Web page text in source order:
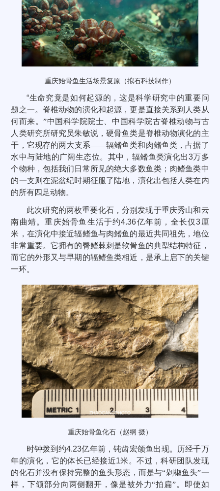
重庆始骨鱼生活场景复原（拟石科技制作）
“生命究竟是如何起源的，这是科学研究中的重要问
题之一。脊椎动物的演化和起源，更是直接关系到人类从
何而来。”中国科学院院士、中国科学院古脊椎动物与古
人类研究所研究员朱敏说，硬骨鱼类是脊椎动物演化的主
干，它现存的两大支系——辐鳍鱼类和肉鳍鱼类，占据了
水中与陆地的广阔生态位。其中，辐鳍鱼类演化出3万多
个物种，包括我们日常所见的绝大多数鱼类；肉鳍鱼类中
的一支则在泥盆纪时期征服了陆地，演化出包括人类在内
的所有四足动物。
此次研究的两枚重要化石，分别发现于重庆秀山和云
南曲靖。重庆始骨鱼生活于约4.36亿年前，全长仅3厘
米，在演化中接近辐鳍鱼与肉鳍鱼的最近共同祖先，地位
非常重要。它拥有的臀鳍棘刺是软骨鱼的典型结构特征，
而它的外形又与早期的辐鳍鱼类相近，是承上启下的关键
一环。
重庆始骨鱼化石（赵纲 摄）
时钟拨到约4.23亿年前，钝齿宏颌鱼出现。历经千万
年的演化，它的体长已经接近1米。不过，科研团队发现
的化石并没有保持完整的鱼头形态，而是与“剁椒鱼头”一
样，下颌部分向两侧翻开，像是被外力“拍扁”。即使如